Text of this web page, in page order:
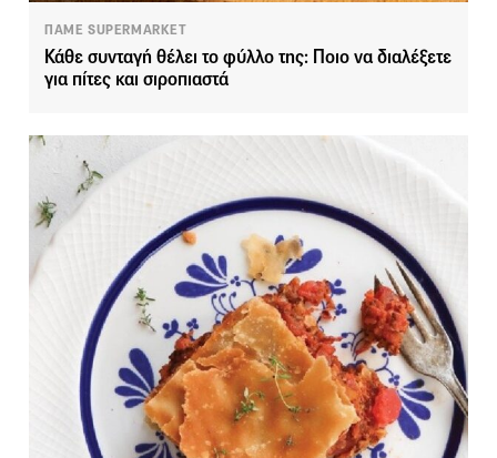
ΠΑΜΕ SUPERMARKET
Κάθε συνταγή θέλει το φύλλο της: Ποιο να διαλέξετε
για πίτες και σιροπιαστά